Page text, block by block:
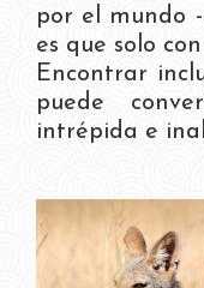
por el mundo
es que solo
Encontrar
puede
intrépida e